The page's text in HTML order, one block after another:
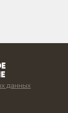
данных